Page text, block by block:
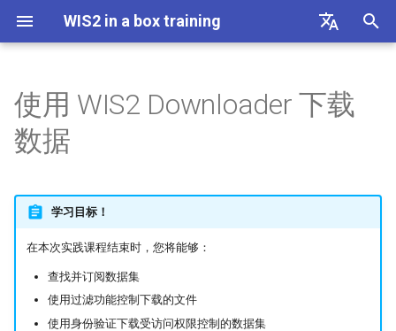
WIS2 in a box training
Français
Русский
在
初
始
AWS 模板
CLIMAT 模板
Linux 速查表
WIS2 盒装版速查表
简介
练习：查找并订阅数据集
在树视图中使用
练习：使用树视图查找并订
使用 WIS2 Downloader 下载
数据
学习目标！
在本次实践课程结束时，您将能够：
查找并订阅数据集
使用过滤功能控制下载的文件
使用身份验证下载受访问权限控制的数据集